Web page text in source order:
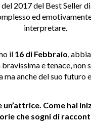
2017 del Best Seller di
ed
interpretare.
il 16 di Febbraio,
e tenace, non
ma anche del suo futuro
un’attrice. Come hai
che sogni di